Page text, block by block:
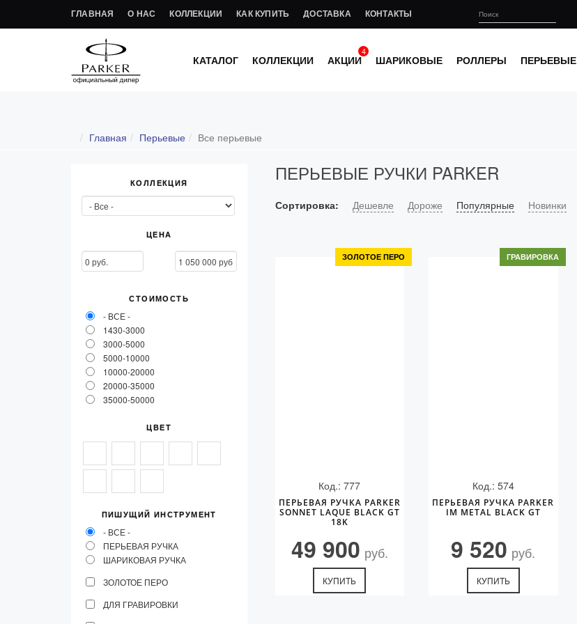
ГЛАВНАЯ О НАС КОЛЛЕКЦИИ КАК КУПИТЬ ДОСТАВКА КОНТАКТЫ
КАТАЛОГ КОЛЛЕКЦИИ
4
АКЦИИ ШАРИКОВЫЕ РОЛЛЕРЫ ПЕРЬЕВЫЕ
Главная Перьевые Все перьевые
КОЛЛЕКЦИЯ
ЦЕНА
СТОИМОСТЬ
- ВСЕ -
1430-3000
3000-5000
5000-10000
10000-20000
20000-35000
35000-50000
ЦВЕТ
ПИШУЩИЙ ИНСТРУМЕНТ
- ВСЕ -
ПЕРЬЕВАЯ РУЧКА
ШАРИКОВАЯ РУЧКА
ЗОЛОТОЕ ПЕРО
ДЛЯ ГРАВИРОВКИ
ПЕРЬЕВЫЕ РУЧКИ PARKER
Сортировка: Дешевле Дороже Популярные Новинки
ЗОЛОТОЕ ПЕРО
Код.: 777
ПЕРЬЕВАЯ РУЧКА PARKER
SONNET LAQUE BLACK GT
18K
49 900 руб.
КУПИТЬ
ГРАВИРОВКА
Код.: 574
ПЕРЬЕВАЯ РУЧКА PARKER
IM METAL BLACK GT
9 520 руб.
КУПИТЬ